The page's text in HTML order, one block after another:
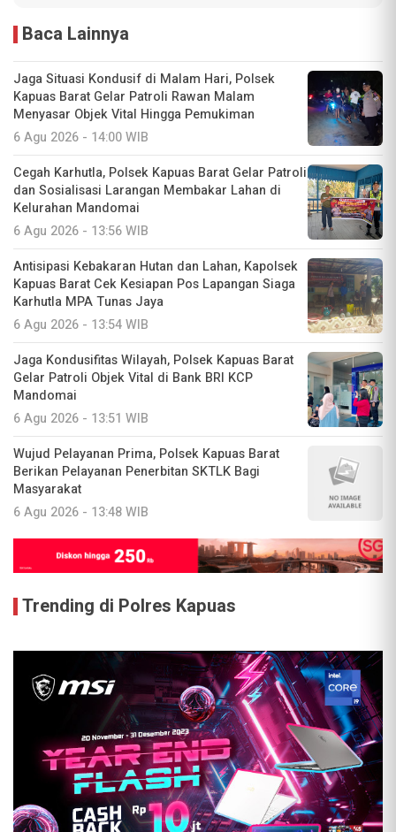
Baca Lainnya
Jaga Situasi Kondusif di Malam Hari, Polsek
Kapuas Barat Gelar Patroli Rawan Malam
Menyasar Objek Vital Hingga Pemukiman
6 Agu 2026 - 14:00 WIB
Cegah Karhutla, Polsek Kapuas Barat Gelar Patroli
dan Sosialisasi Larangan Membakar Lahan di
Kelurahan Mandomai
6 Agu 2026 - 13:56 WIB
Antisipasi Kebakaran Hutan dan Lahan, Kapolsek
Kapuas Barat Cek Kesiapan Pos Lapangan Siaga
Karhutla MPA Tunas Jaya
6 Agu 2026 - 13:54 WIB
Jaga Kondusifitas Wilayah, Polsek Kapuas Barat
Gelar Patroli Objek Vital di Bank BRI KCP
Mandomai
6 Agu 2026 - 13:51 WIB
Wujud Pelayanan Prima, Polsek Kapuas Barat
Berikan Pelayanan Penerbitan SKTLK Bagi
Masyarakat
6 Agu 2026 - 13:48 WIB
Trending di Polres Kapuas